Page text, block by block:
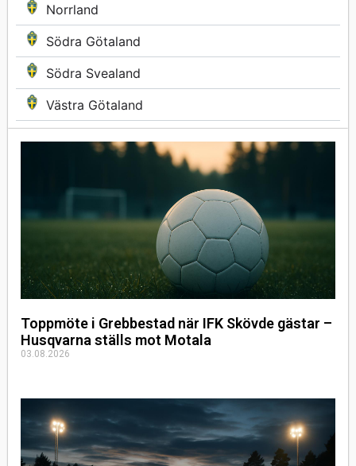
Norrland
Södra Götaland
Södra Svealand
Västra Götaland
Toppmöte i Grebbestad när IFK Skövde gästar –
Husqvarna ställs mot Motala
03.08.2026